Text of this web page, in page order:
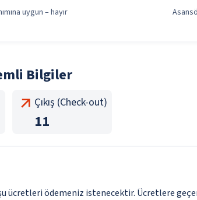
uygun – hayır
Bilgiler
Çıkış (Check-out)
11
ücretleri ödemeniz istenecektir. Ücretlere